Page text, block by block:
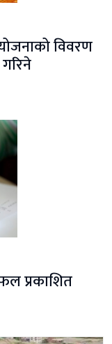
विवरण
प्रकाशित